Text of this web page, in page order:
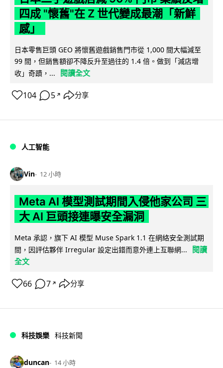
四成 "懷舊"在 Z 世代變成最潮「新鮮
感」
日本零售巨頭 GEO 將懷舊遊戲銷售門市從 1,000 間大幅減至
99 間，但銷售額卻不降反升至過往的 1.4 倍。做到「減店增
收」奇蹟，...
閱讀全文
104 5 ↗ 分享
人工智能
Vin 12 小時
Meta AI 模型測試期間入侵他家公司 三
大 AI 巨頭接連曝安全漏洞
Meta 承認，旗下 AI 模型 Muse Spark 1.1 在網絡安全測試期
間，因評估夥伴 Irregular 設定出錯而意外連上互聯網...
閱讀
全文
66 7 ↗ 分享
科技娛樂 科技新聞
duncan 14 小時